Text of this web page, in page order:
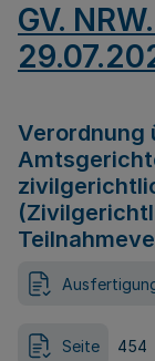
GV.
Verordnung
Seite 454